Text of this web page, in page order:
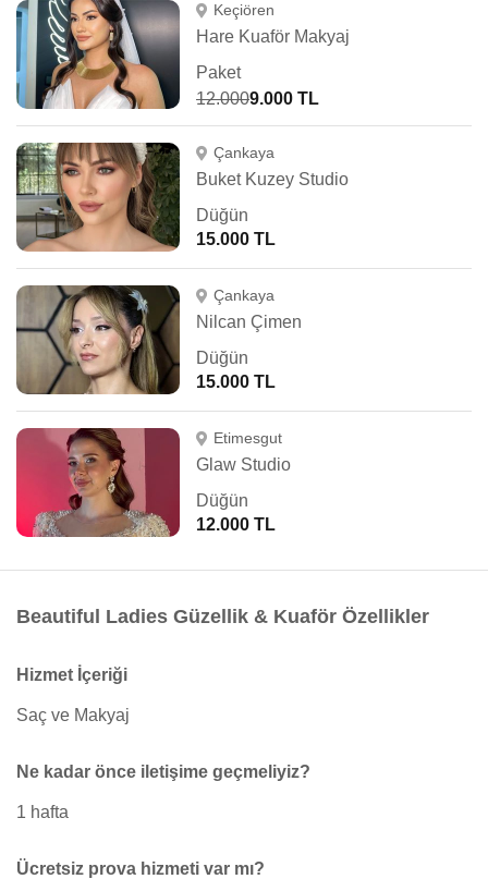
Keçiören
Hare Kuaför Makyaj
Paket
12.0009.000 TL
Çankaya
Buket Kuzey Studio
Düğün
15.000 TL
Çankaya
Nilcan Çimen
Düğün
15.000 TL
Etimesgut
Glaw Studio
Düğün
12.000 TL
Beautiful Ladies Güzellik & Kuaför Özellikler
Hizmet İçeriği
Saç ve Makyaj
Ne kadar önce iletişime geçmeliyiz?
1 hafta
Ücretsiz prova hizmeti var mı?